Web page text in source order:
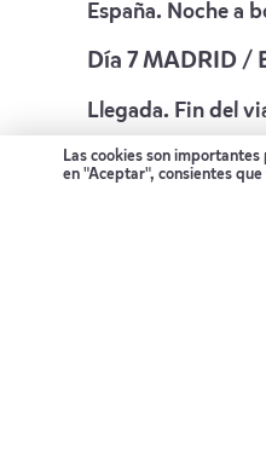
España. Noche a
Día 7 MADRID /
Llegada. Fin del
Qué
Las cookies son
en "Aceptar", consientes